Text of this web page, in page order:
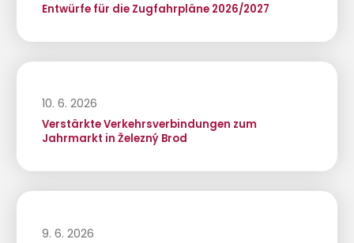
Entwürfe für die Zugfahrpläne 2026/2027
10. 6. 2026
Verstärkte Verkehrsverbindungen zum
Jahrmarkt in Železný Brod
9. 6. 2026